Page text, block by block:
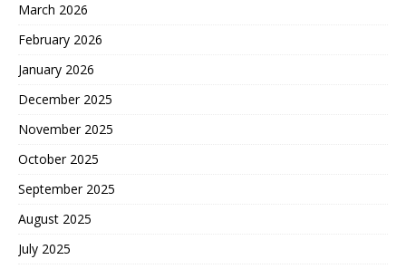
March 2026
February 2026
January 2026
December 2025
November 2025
October 2025
September 2025
August 2025
July 2025